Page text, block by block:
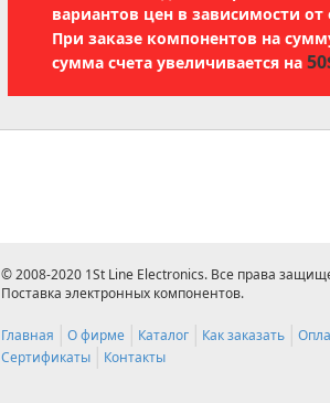
вариантов цен в зависимости от
При заказе компонентов на
сумма счета увеличивается на
© 2008-2020 1St Line Electronics. Все права
Поставка электронных компонентов.
Главная О фирме Каталог Как заказать
Сертификаты
Контакты